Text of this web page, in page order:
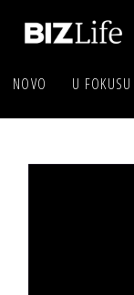
NOVO U FOKUSU